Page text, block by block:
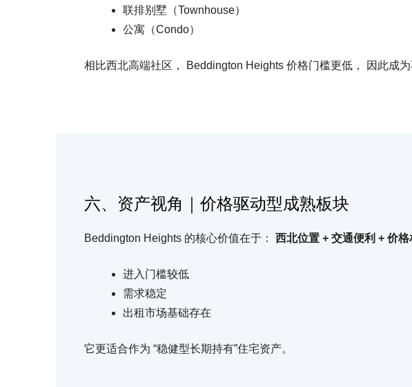
联排别墅（Townhouse）
公寓（Condo）
相比西北高端社区， Beddington Heights 价格门槛更低， 因此成为
六、资产视角｜价格驱动型成熟板块
Beddington Heights 的核心价值在于： 西北位置 + 交通便利 + 价
进入门槛较低
需求稳定
出租市场基础存在
它更适合作为 “稳健型长期持有”住宅资产。